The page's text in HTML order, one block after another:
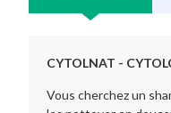
CYTOLNAT -
Vous cherchez un